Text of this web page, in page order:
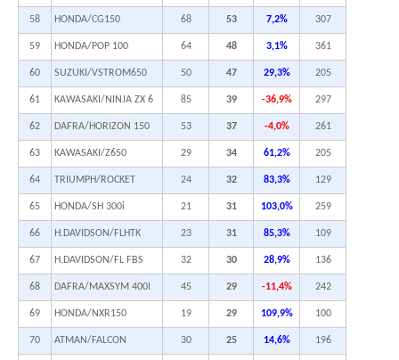
58 HONDA/CG150 68 53 7,2% 307
59 HONDA/POP 100 64 48 3,1% 361
60 SUZUKI/VSTROM650 50 47 29,3% 205
61 KAWASAKI/NINJA ZX 6 85 39 -36,9% 297
62 DAFRA/HORIZON 150 53 37 -4,0% 261
63 KAWASAKI/Z650 29 34 61,2% 205
64 TRIUMPH/ROCKET 24 32 83,3% 129
65 HONDA/SH 300i 21 31 103,0% 259
66 H.DAVIDSON/FLHTK 23 31 85,3% 109
67 H.DAVIDSON/FL FBS 32 30 28,9% 136
68 DAFRA/MAXSYM 400I 45 29 -11,4% 242
69 HONDA/NXR150 19 29 109,9% 100
70 ATMAN/FALCON 30 25 14,6% 196